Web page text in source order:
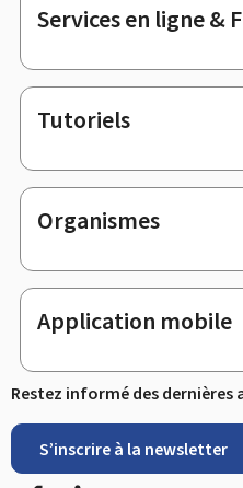
Services en ligne &
Tutoriels
Organismes
Application mobile
Restez informé des
S’inscrire à la newsletter
Facebook